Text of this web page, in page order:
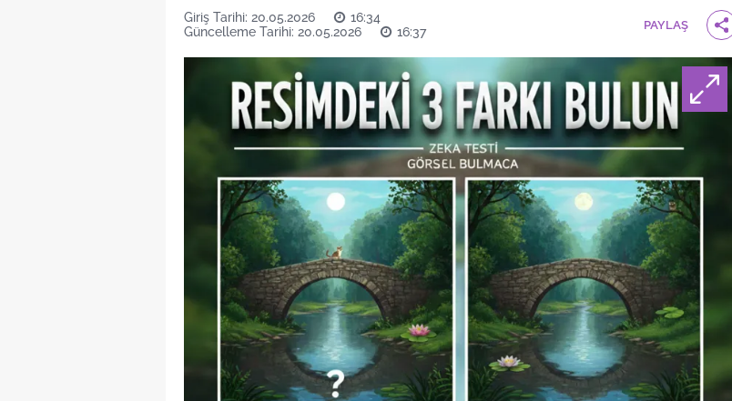
Giriş Tarihi: 20.05.2026
16:34
Güncelleme Tarihi: 20.05.2026
16:37 PAYLAŞ